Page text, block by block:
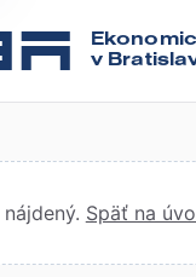
v
Späť na